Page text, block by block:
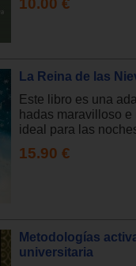
10.00 €
La Reina de las
Este libro es una
hadas maravilloso
ideal para las
15.90 €
Metodologías
universitaria